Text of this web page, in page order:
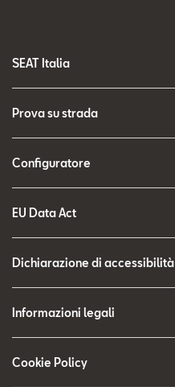
SEAT Italia
Prova su strada
Configuratore
EU Data Act
Dichiarazione di accessibilità
Informazioni legali
Cookie Policy